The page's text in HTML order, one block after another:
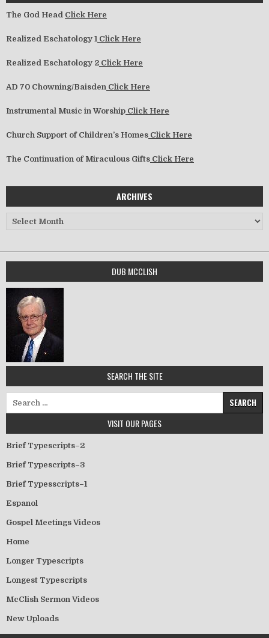
The God Head Click Here
Realized Eschatology 1 Click Here
Realized Eschatology 2 Click Here
AD 70 Chowning/Baisden Click Here
Instrumental Music in Worship Click Here
Church Support of Children’s Homes Click Here
The Continuation of Miraculous Gifts Click Here
ARCHIVES
Archives
DUB MCCLISH
SEARCH THE SITE
Search for:
VISIT OUR PAGES
Brief Typescripts–2
Brief Typescripts–3
Brief Typesscripts–1
Espanol
Gospel Meetings Videos
Home
Longer Typescripts
Longest Typescripts
McClish Sermon Videos
New Uploads